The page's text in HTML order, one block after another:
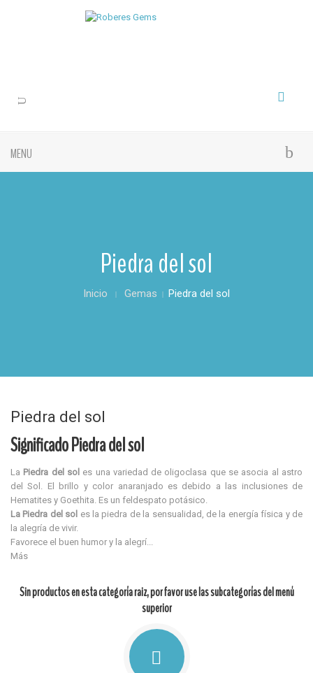
MENU
Piedra del sol
Inicio Gemas Piedra del sol
Piedra del sol
Significado Piedra del sol
La Piedra del sol es una variedad de oligoclasa que se asocia al astro
del Sol. El brillo y color anaranjado es debido a las inclusiones de
Hematites y Goethita. Es un feldespato potásico.
La Piedra del sol es la piedra de la sensualidad, de la energía física y de
la alegría de vivir.
Favorece el buen humor y la alegrí...
Más
Sin productos en esta categoría raiz, por favor use las subcategorías del menú
superior